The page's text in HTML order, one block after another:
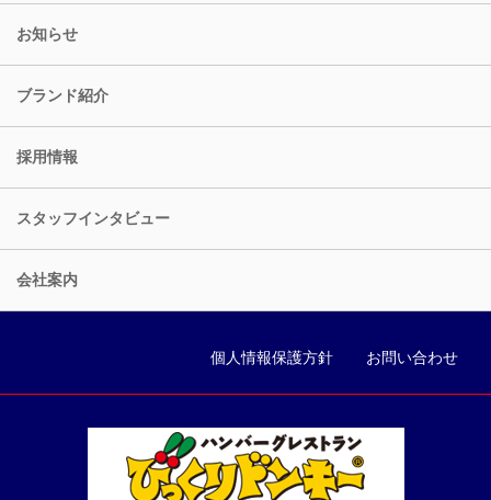
お知らせ
ブランド紹介
採用情報
スタッフインタビュー
会社案内
お問い合わせ
個人情報保護方針